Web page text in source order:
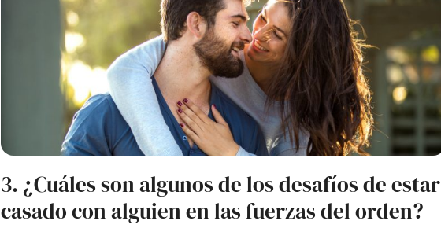
3. ¿Cuáles son algunos de los desafíos de estar
casado con alguien en las fuerzas del orden?